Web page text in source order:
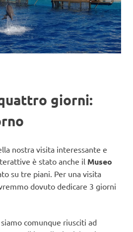
giorni:
nostra visita interessante e
è stato anche il Museo
su tre piani. Per una visita
dovuto dedicare 3 giorni
comunque riusciti ad